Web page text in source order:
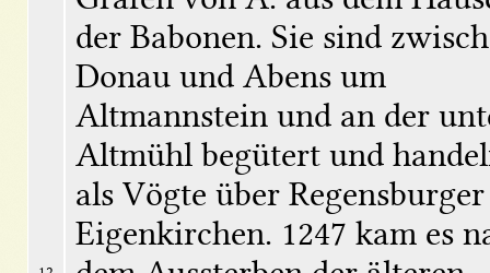
der Babonen. Sie sind
Donau und Abens um
Altmannstein und an der
Altmühl begütert und
als Vögte über Regensburger
Eigenkirchen. 1247 kam es